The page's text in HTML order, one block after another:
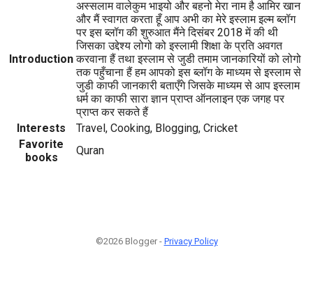
Introduction
अस्सलाम वालेकुम भाइयो और बहनो मेरा नाम है आमिर खान
और मैं स्वागत करता हूँ आप अभी का मेरे इस्लाम इल्म ब्लॉग
पर इस ब्लॉग की शुरुआत मैंने दिसंबर 2018 में की थी
जिसका उद्देश्य लोगो को इस्लामी शिक्षा के प्रति अवगत
करवाना हैं तथा इस्लाम से जुडी तमाम जानकारियों को लोगो
तक पहुँचाना हैं हम आपको इस ब्लॉग के माध्यम से इस्लाम से
जुडी काफी जानकारी बताएँगे जिसके माध्यम से आप इस्लाम
धर्म का काफी सारा ज्ञान प्राप्त ऑनलाइन एक जगह पर
प्राप्त कर सकते हैं
Interests
Travel, Cooking, Blogging, Cricket
Favorite
books
Quran
©2026 Blogger - Privacy Policy